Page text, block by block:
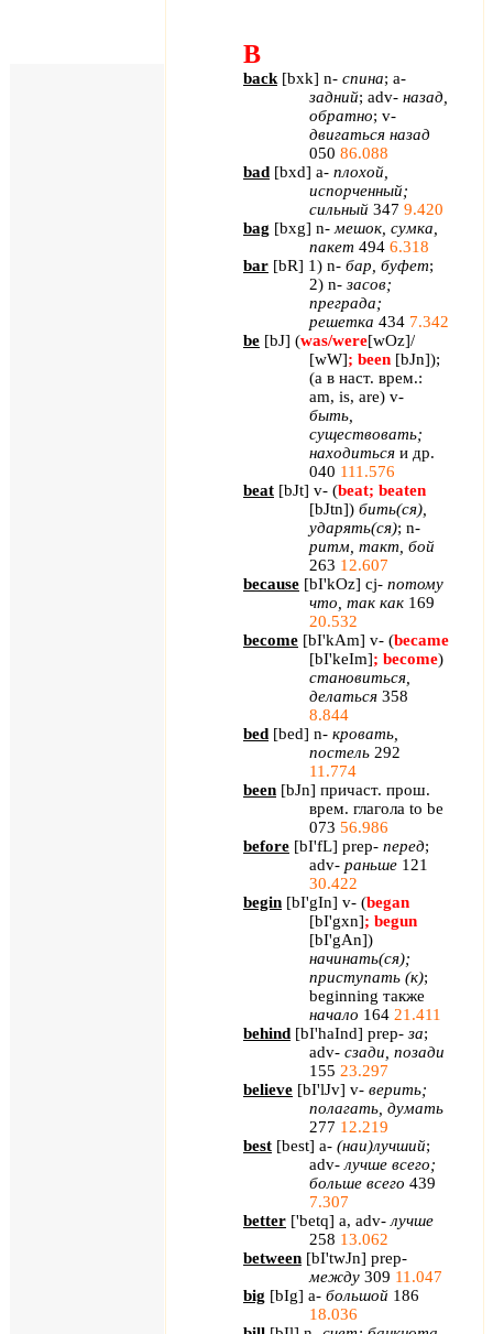
B
back [bxk] n- спина; a-
задний; adv- назад,
обратно; v-
двигаться назад
050 86.088
bad [bxd] a- плохой,
испорченный;
сильный 347 9.420
bag [bxg] n- мешок, сумка,
пакет 494 6.318
bar [bR] 1) n- бар, буфет;
2) n- засов;
преграда;
решетка 434 7.342
be [bJ] (was/were[wOz]/
[wW]; been [bJn]);
(а в наст. врем.:
am, is, are) v-
быть,
существовать;
находиться и др.
040 111.576
beat [bJt] v- (beat; beaten
[bJtn]) бить(ся),
ударять(ся); n-
ритм, такт, бой
263 12.607
because [bI'kOz] cj- потому
что, так как 169
20.532
become [bI'kAm] v- (became
[bI'keIm]; become)
становиться
делаться 358
8.844
bed [bed] n- кровать,
постель 292
11.774
been [bJn] причаст. прош.
врем. глагола to be
073 56.986
before [bI'fL] prep- перед;
adv- раньше 121
30.422
begin [bI'gIn] v- (began
[bI'gxn]; begun
[bI'gAn])
начинать(ся);
приступать (к);
beginning также
начало 164 21.411
behind [bI'haInd] prep- за;
adv- сзади позади
155 23.297
believe [bI'lJv] v- верить;
полагать, думать
277 12.219
best [best] a- (наи)лучший;
adv- лучше всего;
больше всего 439
7.307
better ['betq] a, adv- лучше
258 13.062
between [bI'twJn] prep-
между 309 11.047
big [bIg] a- большой 186
18.036